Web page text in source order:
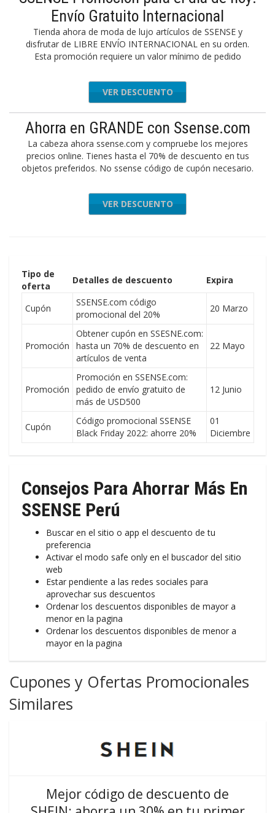
Envío Gratuito Internacional
Tienda ahora de moda de lujo artículos de SSENSE y
disfrutar de LIBRE ENVÍO INTERNACIONAL en su orden.
Esta promoción requiere un valor mínimo de pedido
VER DESCUENTO
Ahorra en GRANDE con Ssense.com
La cabeza ahora ssense.com y compruebe los mejores
precios online. Tienes hasta el 70% de descuento en tus
objetos preferidos. No ssense código de cupón necesario.
VER DESCUENTO
Tipo de
oferta
Detalles de descuento Expira
Cupón
SSENSE.com código
promocional del 20%
20 Marzo
Promoción
Obtener cupón en SSESNE.com:
hasta un 70% de descuento en
artículos de venta
22 Mayo
Promoción
Promoción en SSENSE.com:
pedido de envío gratuito de
más de USD500
12 Junio
Cupón
Código promocional SSENSE
Black Friday 2022: ahorre 20%
01
Diciembre
Consejos Para Ahorrar Más En
SSENSE Perú
Buscar en el sitio o app el descuento de tu
preferencia
Activar el modo safe only en el buscador del sitio
web
Estar pendiente a las redes sociales para
aprovechar sus descuentos
Ordenar los descuentos disponibles de mayor a
menor en la pagina
Ordenar los descuentos disponibles de menor a
mayor en la pagina
Cupones y Ofertas Promocionales
Similares
Mejor código de descuento de